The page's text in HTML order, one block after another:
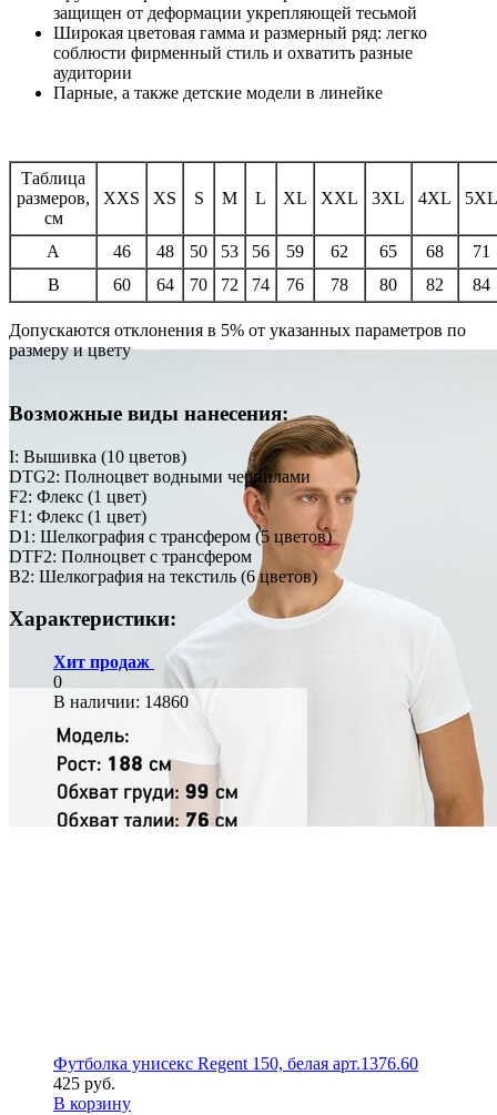
защищен от деформации укрепляющей тесьмой
Широкая цветовая гамма и размерный ряд: легко
соблюсти фирменный стиль и охватить разные
аудитории
Парные, а также детские модели в линейке
Таблица
размеров,
см
XXS XS S M L XL XXL 3XL 4XL 5XL
A 46 48 50 53 56 59 62 65 68
71
B
60 64 70 72 74 76 78 80 82 84
Допускаются отклонения в 5% от указанных параметров по
размеру и цвету
Возможные виды нанесения:
I: Вышивка (10 цветов)
DTG2: Полноцвет водными чернилами
F2: Флекс (1 цвет)
F1: Флекс (1 цвет)
D1: Шелкография с трансфером (5 цветов)
DTF2: Полноцвет с трансфером
B2: Шелкография на текстиль (6 цветов)
Характеристики:
Хит продаж
0
В наличии: 14860
Футболка унисекс Regent 150, белая арт.1376.60
425 руб.
В корзину